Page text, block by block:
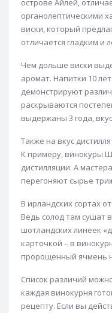
Виски The
Виски Grant's
Виски Haig Club
Виски Hart Brothers
Виски Highland Park
Highland Park 18 лет
Виски Isle of Skye
Подарочный набор
Виски Jameson
Виски John Barr
Виски Jura
Виски
Виски Kavalan
Виски Kilchoman
Виски Kininvie
Виски Lagavulin
Виски Laphroaig
острове Айлей,
органолептическими
виски, который
отличается гладким и
Чем дольше виски
аромат. Напитки 10
демонстрируют
раскрываются
выдержаны 3 года,
Также на вкус
К примеру, винокуры
дистилляции. А
перегоняют сырье
В ирландских сортах
Ведь солод там сушат
шотландских линеек
карточкой – в
пророщенный ячмень
Список различий
каждая винокурня
рецепту. Если вы